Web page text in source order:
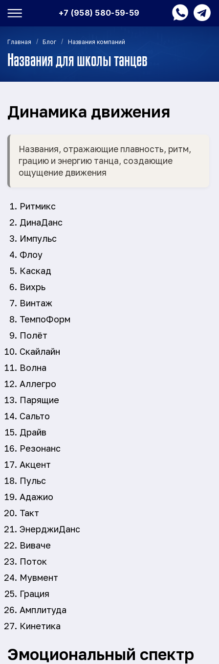
+7 (958) 580-59-59
Главная / Блог / Названия компаний
Названия для школы танцев
Динамика движения
Названия, отражающие плавность, ритм,
грацию и энергию танца, создающие
ощущение движения
Ритмикс
ДинаДанс
Импульс
Флоу
Каскад
Вихрь
Винтаж
ТемпоФорм
Полёт
Скайлайн
Волна
Аллегро
Парящие
Сальто
Драйв
Резонанс
Акцент
Пульс
Адажио
Такт
ЭнерджиДанс
Виваче
Поток
Мувмент
Грация
Амплитуда
Кинетика
Эмоциональный спектр